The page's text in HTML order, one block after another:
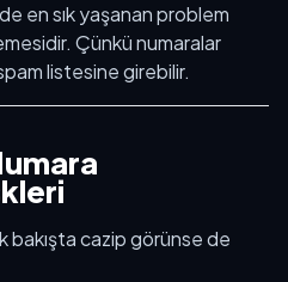
en sık yaşanan problem
Çünkü numaralar
listesine girebilir.
bakışta cazip görünse de